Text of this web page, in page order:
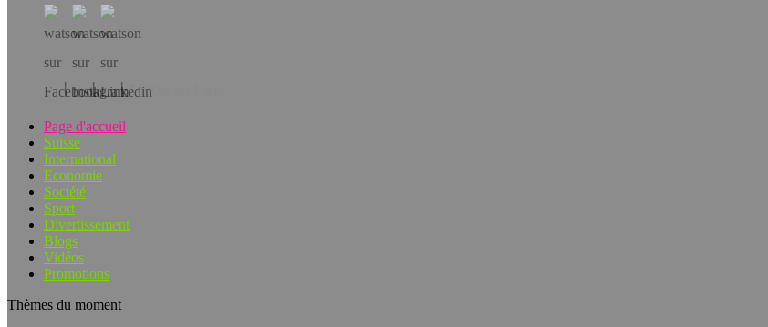
Téléchargez l’app!
Page d'accueil
Suisse
International
Economie
Société
Sport
Divertissement
Blogs
Vidéos
Promotions
Thèmes du moment